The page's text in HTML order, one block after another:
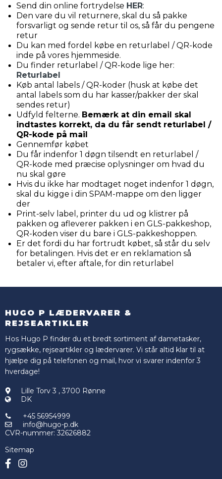
Send din online fortrydelse HER:
Den vare du vil returnere, skal du så pakke
forsvarligt og sende retur til os, så får du pengene
retur
Du kan med fordel købe en returlabel / QR-kode
inde på vores hjemmeside.
Du finder returlabel / QR-kode lige her:
Returlabel
Køb antal labels / QR-koder (husk at købe det
antal labels som du har kasser/pakker der skal
sendes retur)
Udfyld felterne. Bemærk at din email skal
indtastes korrekt, da du får sendt returlabel /
QR-kode på mail
Gennemfør købet
Du får indenfor 1 døgn tilsendt en returlabel /
QR-kode med præcise oplysninger om hvad du
nu skal gøre
Hvis du ikke har modtaget noget indenfor 1 døgn,
skal du kigge i din SPAM-mappe om den ligger
der
Print-selv label, printer du ud og klistrer på
pakken og afleverer pakken i en GLS-pakkeshop,
QR-koden viser du bare i GLS-pakkeshoppen.
Er det fordi du har fortrudt købet, så står du selv
for betalingen. Hvis det er en reklamation så
betaler vi, efter aftale, for din returlabel
HUGO P LÆDERVARER &
REJSEARTIKLER
Hos Hugo P finder du et bredt sortiment af dametasker,
rygsække, rejseartikler og lædervarer. Vi står altid klar til at
hjælpe dig på telefonen og mail, hvor vi svarer indenfor 3
hverdage!
Lille Torv 3 ,3700 Rønne
DK
+45 56954999
info@hugo-p.dk
CVR-nummer: 32626882
Sitemap